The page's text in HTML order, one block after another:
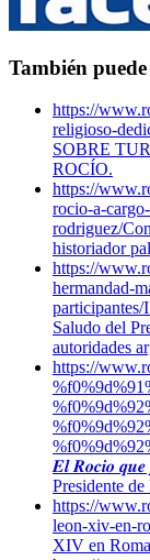
También
https://
religioso-
SOBRE
ROCÍO.
https://
rocio-a-
rodriguez/
historiador
https://
hermandad-
participantes/
Saludo del
autoridades
https://
𝑬𝒍 𝑹𝒐𝒄𝒊𝒐 𝒒𝒖𝒆
Presidente
https://
leon-xiv-en-
XIV en Roma